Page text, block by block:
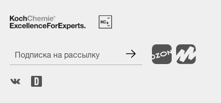
Подписка на рассылку